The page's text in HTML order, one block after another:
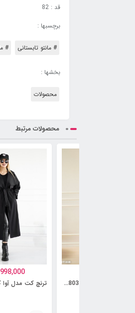
قد : 82
برچسبها :
# مانتو تابستانی #
بخشها :
محصولات
محصولات مرتبط
کت و دامن مدل آنوشه کد 5814803
998,000
ترنچ کت مدل آوا کد